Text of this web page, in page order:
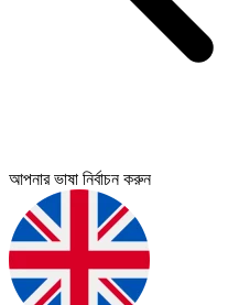
আপনার ভাষা নির্বাচন করুন